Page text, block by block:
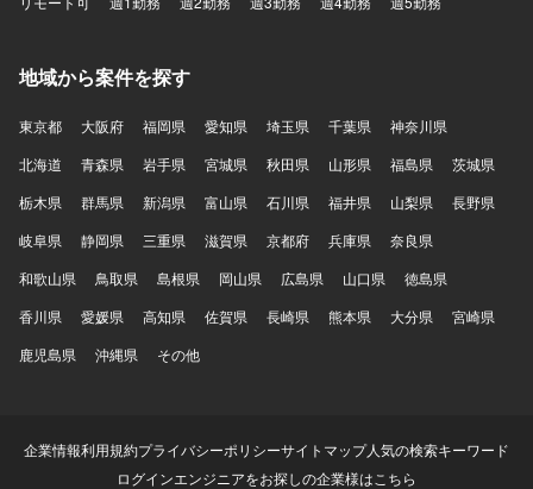
おり、CI/CDにはGitHub Actions、監視にはDatadogを利用
どを活用しております。
地域から案件を探す
東京都 大阪府 福岡県 愛知県 埼玉県 千葉県
神奈川県
北海道
青森県 岩手県 宮城県 秋田県 山形県 福島県
茨城県
栃木県
群馬県 新潟県 富山県 石川県 福井県 山梨県
長野県
岐阜県
静岡県 三重県 滋賀県 京都府 兵庫県
奈良県
和歌山県
鳥取県 島根県 岡山県 広島県 山口県
徳島県
香川県
愛媛県 高知県 佐賀県 長崎県 熊本県 大分県
宮崎県
鹿児島県
沖縄県 その他
企業情報利用規約プライバシーポリシーサイトマップ人気の検索キーワード
ログインエンジニアをお探しの企業様はこちら